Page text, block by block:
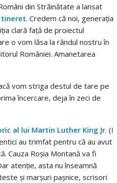
din Străinătate a lansat
tineret. Credem că noi, generaţia
clară faţă de proiectul
o vom lăsa la rândul nostru în
României. Amanetarea
vom striga destul de tare pe
încercare, deja în zeci de
al lui Martin Luther King Jr. (I
au trimfat pentru că au avut
Cauza Roşia Montană va fi
atenţie, asta nu înseamnă
şi marşuri paşnice, scrisori